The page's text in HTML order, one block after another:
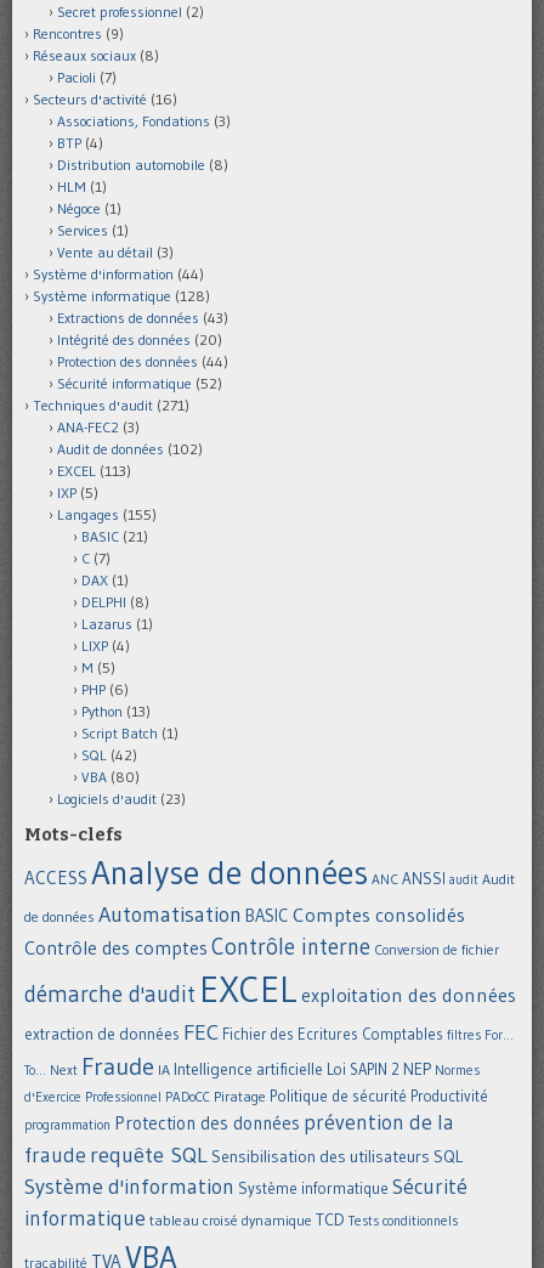
Secret professionnel (2)
Rencontres (9)
Réseaux sociaux (8)
Pacioli (7)
Secteurs d'activité (16)
Associations, Fondations (3)
BTP (4)
Distribution automobile (8)
HLM (1)
Négoce (1)
Services (1)
Vente au détail (3)
Système d'information (44)
Système informatique (128)
Extractions de données (43)
Intégrité des données (20)
Protection des données (44)
Sécurité informatique (52)
Techniques d'audit (271)
ANA-FEC2 (3)
Audit de données (102)
EXCEL (113)
IXP (5)
Langages (155)
BASIC (21)
C (7)
DAX (1)
DELPHI (8)
Lazarus (1)
LIXP (4)
M (5)
PHP (6)
Python (13)
Script Batch (1)
SQL (42)
VBA (80)
Logiciels d'audit (23)
Mots-clefs
ACCESS Analyse de données ANC ANSSI audit Audit
de données Automatisation BASIC Comptes consolidés
Contrôle des comptes Contrôle interne Conversion de fichier
démarche d'audit EXCEL exploitation des données
extraction de données FEC Fichier des Ecritures Comptables filtres For...
To... Next Fraude IA Intelligence artificielle Loi SAPIN 2 NEP Normes
d'Exercice Professionnel PADoCC Piratage Politique de sécurité Productivité
programmation Protection des données prévention de la
fraude requête SQL Sensibilisation des utilisateurs SQL
Système d'information Système informatique Sécurité
informatique tableau croisé dynamique TCD Tests conditionnels
traçabilité TVA VBA